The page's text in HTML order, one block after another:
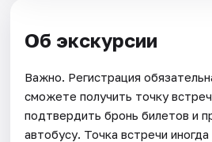
Об экскурсии
Важно. Регистрация
сможете получить точку
подтвердить бронь билетов и
автобусу. Точка встречи